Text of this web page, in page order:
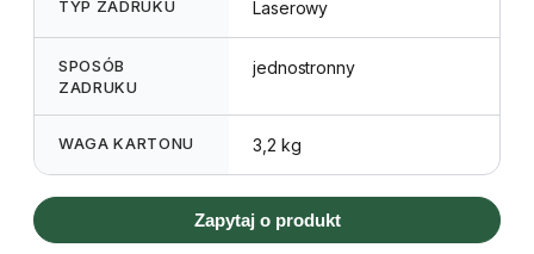
TYP ZADRUKU Laserowy
SPOSÓB
ZADRUKU
jednostronny
WAGA KARTONU 3,2 kg
Zapytaj o produkt